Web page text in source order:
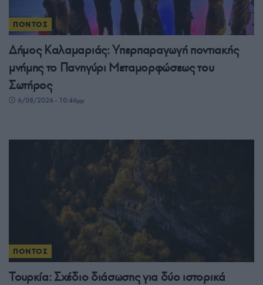
ΠΟΝΤΟΣ
Δήμος Καλαμαριάς: Υπερπαραγωγή ποντιακής
μνήμης το Πανηγύρι Μεταμορφώσεως του
Σωτήρος
6/08/2026 - 10:46μμ
ΠΟΝΤΟΣ
Τουρκία: Σχέδιο διάσωσης για δύο ιστορικά